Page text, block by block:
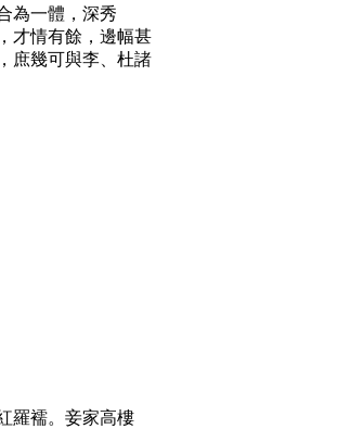
為一體，深秀
才情有餘，邊幅甚
庶幾可與李、杜諸
羅襦。妾家高樓